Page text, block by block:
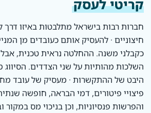
קריטי לעסק
חברות רבות בישראל מתלבטות באיזו דרך
חיצוניים · להעסיק אותם כעובדים מן
כקבלני משנה. ההחלטה נראית טכנית,
השלכות מהותיות על שני הצדדים.
היבט של ההתקשרות · מעסיק של עובד
פיצויי פיטורים, דמי הבראה, חופשה
והפרשות פנסיוניות, וכן בניכוי מס